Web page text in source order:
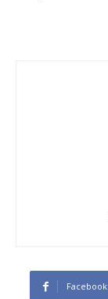
Facebook